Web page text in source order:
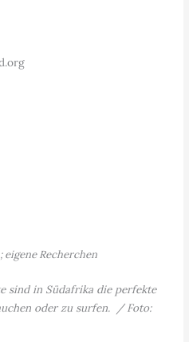
; eigene Recherchen
sind in Südafrika die perfekte
oder zu surfen. / Foto: